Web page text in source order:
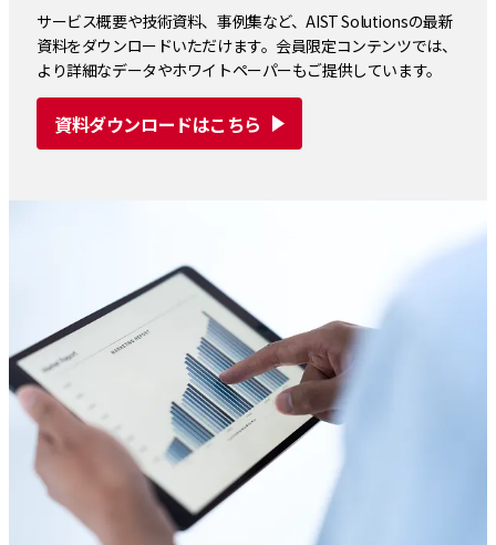
サービス概要や技術資料、事例集など、AIST Solutionsの最新
資料をダウンロードいただけます。会員限定コンテンツでは、
より詳細なデータやホワイトペーパーもご提供しています。
資料ダウンロードはこちら